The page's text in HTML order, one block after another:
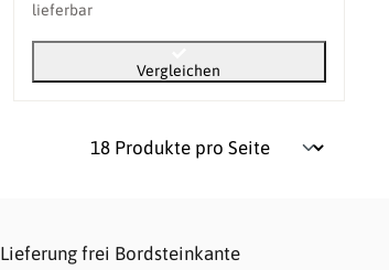
lieferbar
Vergleichen
Lieferung frei Bordsteinkante